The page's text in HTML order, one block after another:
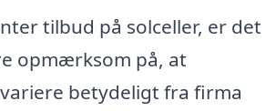
tilbud på solceller, er det
opmærksom på, at
betydeligt fra firma